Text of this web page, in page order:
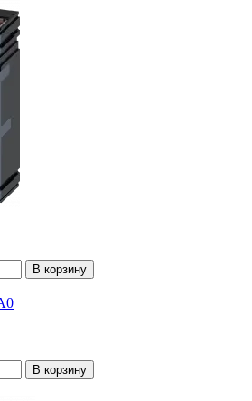
В корзину
В корзину